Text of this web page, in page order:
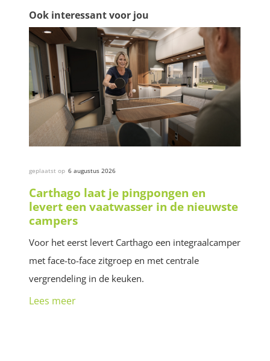
Ook interessant voor jou
geplaatst op 6 augustus 2026
Carthago laat je pingpongen en
levert een vaatwasser in de nieuwste
campers
Voor het eerst levert Carthago een integraalcamper
met face-to-face zitgroep en met centrale
vergrendeling in de keuken.
Lees meer